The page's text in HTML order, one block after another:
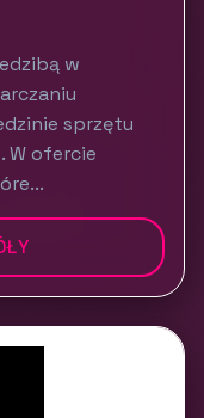
w
sprzętu
W ofercie